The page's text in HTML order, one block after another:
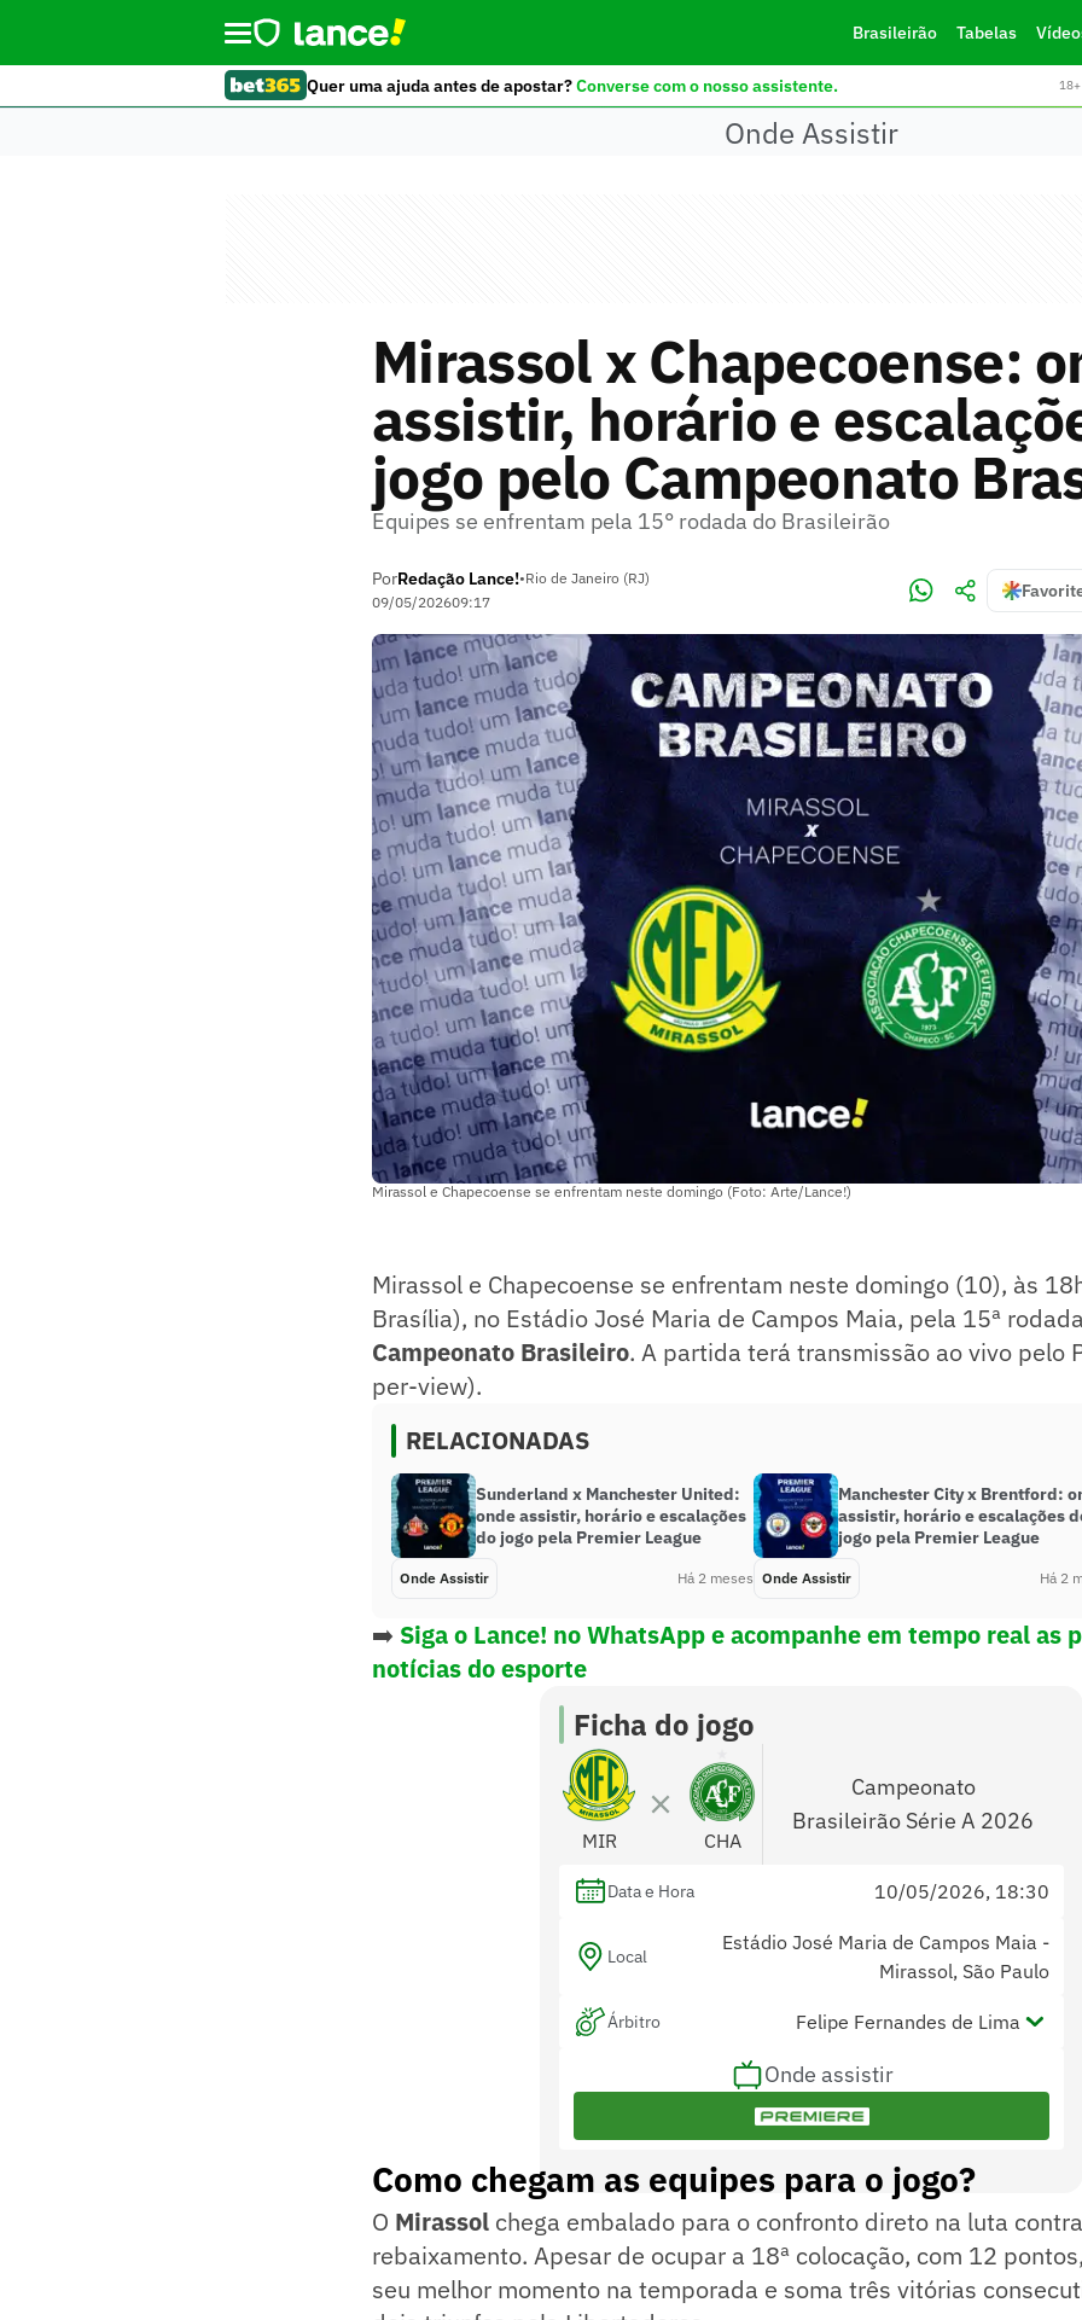
Brasileirão Tabelas
Quer uma ajuda antes de apostar?Converse com o nosso assistente.
Onde Assistir
Mirassol x Chapecoense:
assistir, horário e
jogo pelo Campeonato
Equipes se enfrentam pela 15° rodada do Brasileirão
PorRedação Lance!•Rio de Janeiro (RJ)
09/05/202609:17
Mirassol e Chapecoense se enfrentam neste domingo (Foto: Arte/Lance!)
Mirassol e Chapecoense se enfrentam neste domingo (10), às
Brasília), no Estádio José Maria de Campos Maia, pela 15ª
Campeonato Brasileiro. A partida terá transmissão ao vivo pelo
per-view).
RELACIONADAS
Sunderland x Manchester United:
onde assistir, horário e escalações
do jogo pela Premier League
Onde Assistir Há 2 meses
Manchester City x Brentford:
assistir, horário e escalações
jogo pela Premier League
Onde Assistir Há 2
➡️ Siga o Lance! no WhatsApp eacompanhe em tempo real as
notícias do esporte
Ficha do jogo
MIR CHA
Campeonato
Brasileirão Série A 2026
Data e Hora 10/05/2026, 18:30
Local
Estádio José Maria de Campos Maia -
Mirassol, São Paulo
Árbitro Felipe Fernandes de Lima
Assistentes
Guilherme Dias Camilo e Anne Kesy
Onde assistir
Como chegam as equipes para o jogo?
O Mirassol chega embalado para o confronto direto na luta
rebaixamento. Apesar de ocupar a 18ª colocação, com 12
seu melhor momento na temporada e soma três vitórias